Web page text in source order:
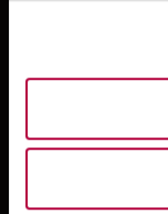
Condivisione